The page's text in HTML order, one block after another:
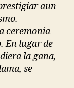
aun
ceremonia
En lugar de
la gana,
se